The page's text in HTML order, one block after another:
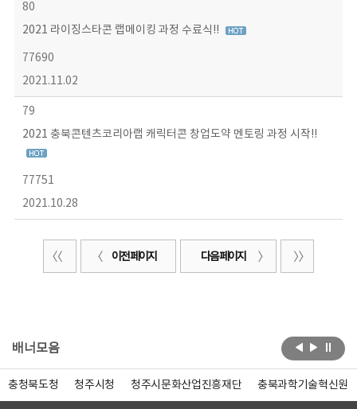
80
2021 라이징스타콘 랩메이킹 과정 수료식!!
77690
2021.11.02
79
2021 충북콘텐츠코리아랩 캐릭터콘 창업도약 멘토링 과정 시작!!
77751
2021.10.28
이전 페이지 다음 페이지
배너모음
충청북도청 청주시청 청주시문화산업진흥재단 충북과학기술혁신원